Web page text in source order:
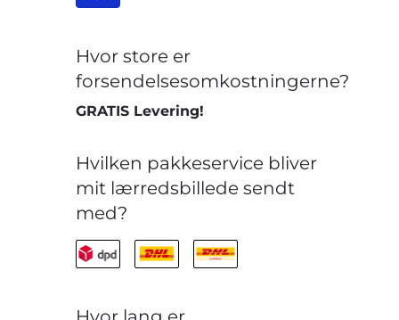
Hvor store er
forsendelsesomkostningerne?
GRATIS Levering!
Hvilken pakkeservice bliver
mit lærredsbillede sendt
med?